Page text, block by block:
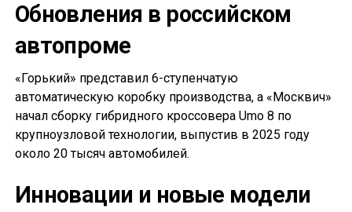
Обновления в российском
автопроме
«Горький» представил 6-ступенчатую
автоматическую коробку производства, а «Москвич»
начал сборку гибридного кроссовера Umo 8 по
крупноузловой технологии, выпустив в 2025 году
около 20 тысяч автомобилей.
Инновации и новые модели